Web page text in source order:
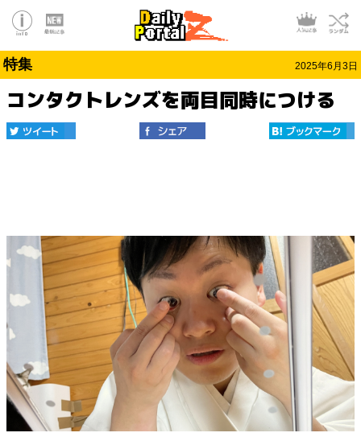
特集 2025年6月3日
コンタクトレンズを両目同時につける